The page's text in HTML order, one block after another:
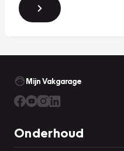
Mijn Vakgarage
Onderhoud